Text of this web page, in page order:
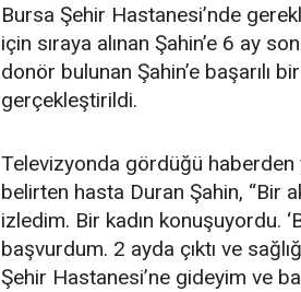
Bursa Şehir Hastanesi’nde
için sıraya alınan Şahin’e 6 ay
donör bulunan Şahin’e başarılı
gerçekleştirildi.
Televizyonda gördüğü haberden
belirten hasta Duran Şahin, “Bir
izledim. Bir kadın konuşuyordu.
başvurdum. 2 ayda çıktı ve
Şehir Hastanesi’ne gideyim ve